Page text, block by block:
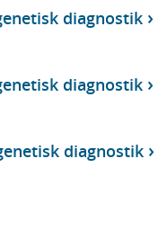
diagnostik
diagnostik
diagnostik